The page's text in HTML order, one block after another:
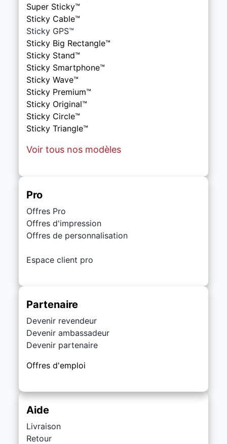
Super Sticky™
Sticky Cable™
Sticky GPS™
Sticky Big Rectangle™
Sticky Stand™
Sticky Smartphone™
Sticky Wave™
Sticky Premium™
Sticky Original™
Sticky Circle™
Sticky Triangle™
Voir tous nos modèles
Pro
Offres Pro
Offres d'impression
Offres de personnalisation
Espace client pro
Partenaire
Devenir revendeur
Devenir ambassadeur
Devenir partenaire
Offres d'emploi
Aide
Livraison
Retour